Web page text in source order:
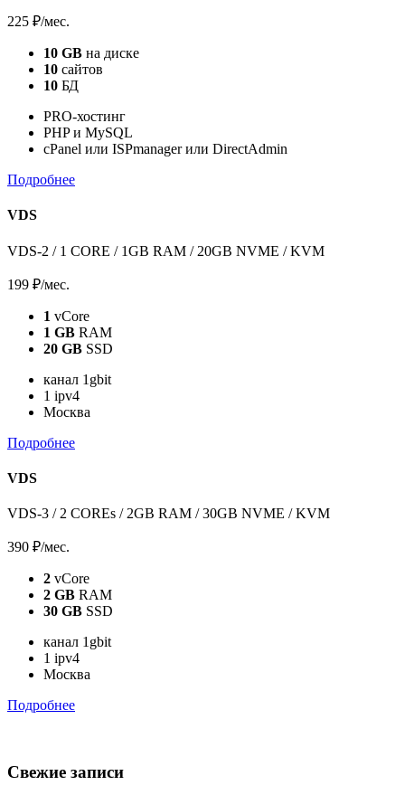
225 ₽/мес.
10 GB на диске
10 сайтов
10 БД
PRO-хостинг
PHP и MySQL
cPanel или ISPmanager или DirectAdmin
Подробнее
VDS
VDS-2 / 1 CORE / 1GB RAM / 20GB NVME / KVM
199 ₽/мес.
1 vCore
1 GB RAM
20 GB SSD
канал 1gbit
1 ipv4
Москва
Подробнее
VDS
VDS-3 / 2 COREs / 2GB RAM / 30GB NVME / KVM
390 ₽/мес.
2 vCore
2 GB RAM
30 GB SSD
канал 1gbit
1 ipv4
Москва
Подробнее
Свежие записи